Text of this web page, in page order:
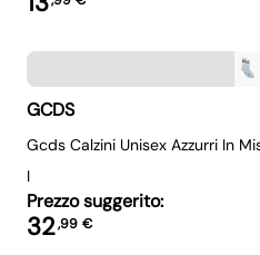
GCDS
Gcds Calzini Unisex Azzurri In
I
Prezzo suggerito:
32,99 €